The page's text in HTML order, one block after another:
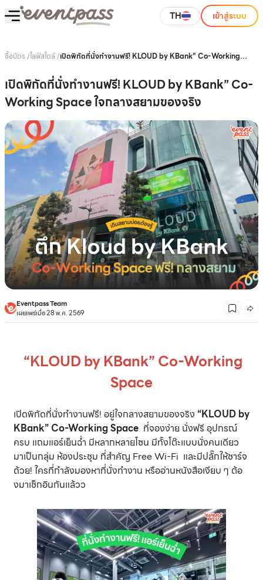
TH เข้าสู่ระบบ
ซื้อบัตร /ไลฟ์สไตล์/เปิดพิกัดที่นั่งทำงานฟรี! KLOUD by KBank” Co-Working
เปิดพิกัดที่นั่งทำงานฟรี! KLOUD by KBank” Co-
Working Space ใจกลางสยามของจริง
Eventpass Team
เผยแพร่เมื่อ 28 พ.ค. 2569
“KLOUD by KBank” Co-Working
Space
เปิดพิกัดที่นั่งทำงานฟรี! อยู่ใจกลางสยามของจริง “KLOUD by
KBank” Co-Working Space ที่จองง่าย นั่งฟรี อุปกรณ์
ครบ แถมแอร์เย็นฉ่ำ มีหลากหลายโซน มีทั้งโต๊ะแบบนั่งคนเดียว
มาเป็นกลุ่ม ห้องประชุม ที่สำคัญ Free Wi-Fi และมีปลั๊กให้ชาร์จ
ด้วย! ใครที่กำลังมองหาที่นั่งทำงาน หรืออ่านหนังสือเงียบ ๆ ต้อ
งมาเช็กอินกันแล้วว